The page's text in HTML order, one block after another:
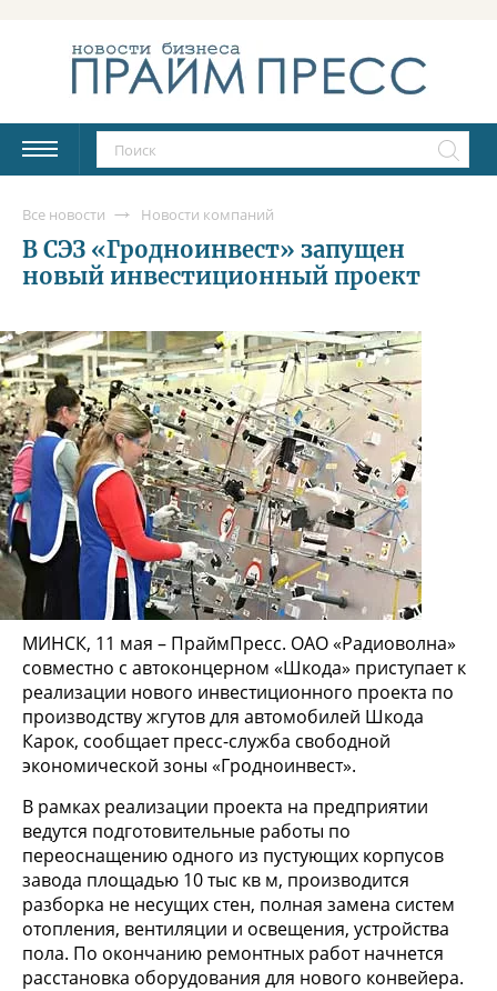
Все новости Новости компаний
В СЭЗ «Гродноинвест» запущен
новый инвестиционный проект
МИНСК, 11 мая – ПраймПресс. ОАО «Радиоволна»
совместно с автоконцерном «Шкода» приступает к
реализации нового инвестиционного проекта по
производству жгутов для автомобилей Шкода
Карок, сообщает пресс-служба свободной
экономической зоны «Гродноинвест».
В рамках реализации проекта на предприятии
ведутся подготовительные работы по
переоснащению одного из пустующих корпусов
завода площадью 10 тыс кв м, производится
разборка не несущих стен, полная замена систем
отопления, вентиляции и освещения, устройства
пола. По окончанию ремонтных работ начнется
расстановка оборудования для нового конвейера.